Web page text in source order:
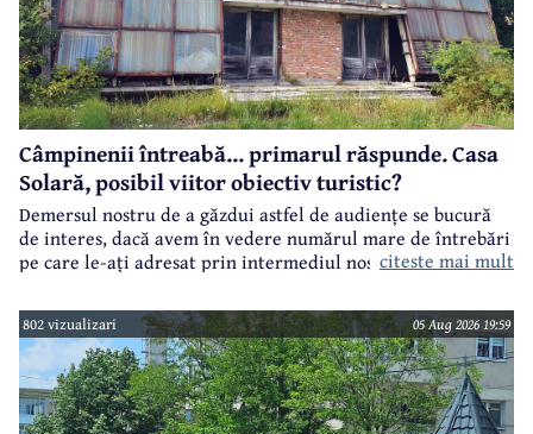
Câmpinenii întreabă... primarul răspunde. Casa
Solară, posibil viitor obiectiv turistic?
Demersul nostru de a găzdui astfel de audiențe se bucură
de interes, dacă avem în vedere numărul mare de întrebări
pe care le-ați adresat prin intermediul nostru primarului
citeste mai mult
802 vizualizari 05 Aug 2026 19:59